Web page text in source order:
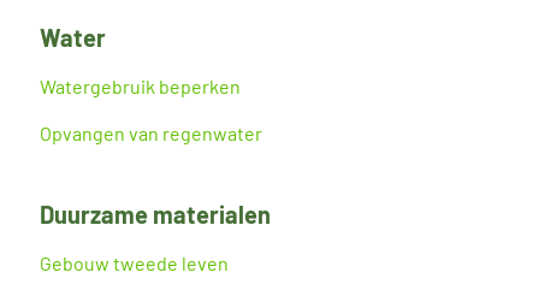
Water
Watergebruik beperken
Opvangen van regenwater
Duurzame materialen
Gebouw tweede leven